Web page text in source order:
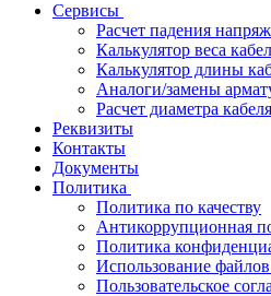
Сервисы
Расчет падения
Калькулятор веса
Калькулятор длины
Аналоги/замены
Расчет диаметра кабеля
Реквизиты
Контакты
Документы
Политика
Политика по качеству
Антикоррупционная
Политика
Использование
Пользовательское